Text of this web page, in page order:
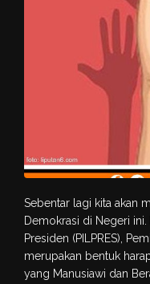
Sebentar lagi kita akan
Demokrasi di Negeri
Presiden (PILPRES),
merupakan bentuk
yang Manusiawi dan